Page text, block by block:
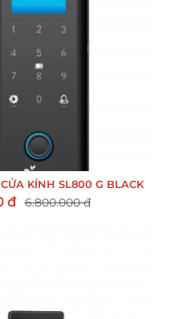
KÍNH SL800 G BLACK
đ 6.800.000 đ